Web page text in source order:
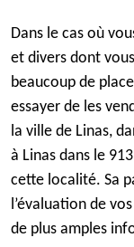
Dans le cas où
et divers dont
beaucoup de
essayer de les
la ville de Linas,
à Linas dans le
cette localité. Sa
l’évaluation de
de plus amples